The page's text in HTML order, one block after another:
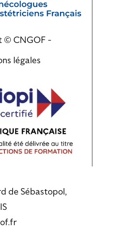
© CNGOF -
légales
de Sébastopol,